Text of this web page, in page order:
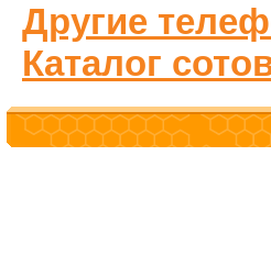
Другие
Каталог